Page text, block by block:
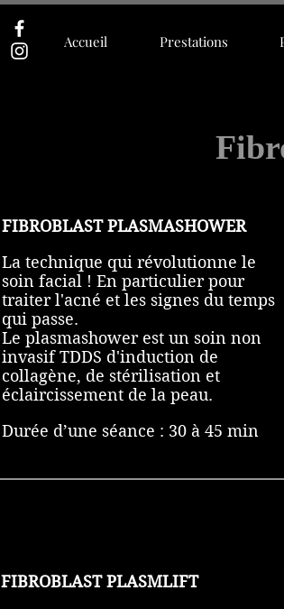
Accueil Prestations
FIBROBLAST PLASMASHOWER
La technique qui révolutionne le
soin facial ! En particulier pour
traiter l'acné et les signes du temps
qui passe.
Le plasmashower est un soin non
invasif TDDS d'induction de
collagène, de stérilisation et
éclaircissement de la peau.
Durée d’une séance : 30 à 45 min
FIBROBLAST PLASMLIFT